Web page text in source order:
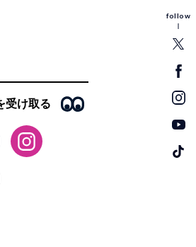
follow
受け取る